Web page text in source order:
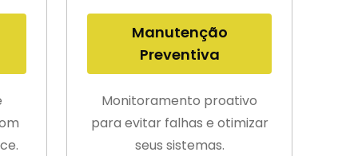
Manutenção
Preventiva
Monitoramento proativo
para evitar falhas e otimizar
seus sistemas.